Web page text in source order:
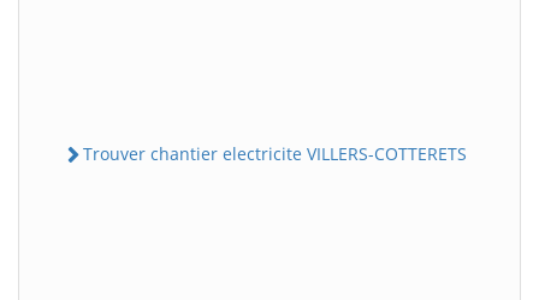
Trouver chantier electricite VILLERS-COTTERETS